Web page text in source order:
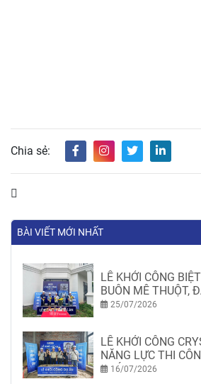
Chia sẻ:
BÀI VIẾT MỚI NHẤT
LỄ KHỞI CÔNG
BUÔN MÊ THUỘT,
25/07/2026
LỄ KHỞI CÔNG
NĂNG LỰC THI
CHỨNG
16/07/2026